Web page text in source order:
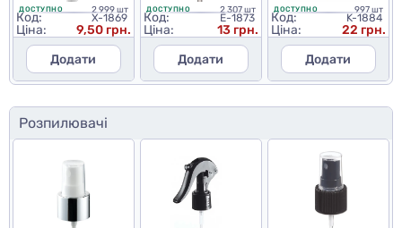
ДОСТУПНО 2 999 шт
Код: X-1869
Ціна:
9,50 грн.
Додати
ДОСТУПНО 2 307 шт
Код: E-1873
Ціна:
13 грн.
Додати
ДОСТУПНО 997 шт
Код: K-1884
Ціна:
22 грн.
Додати
Розпилювачі